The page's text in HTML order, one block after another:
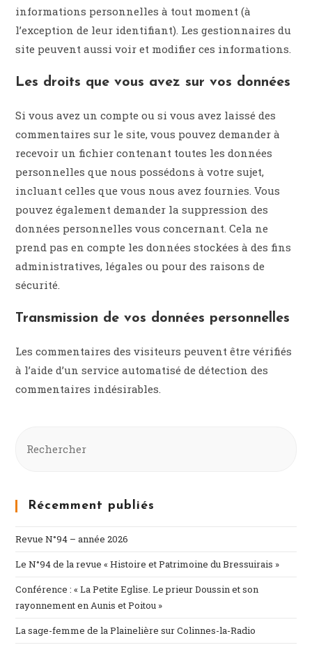
informations personnelles à tout moment (à
l’exception de leur identifiant). Les gestionnaires du
site peuvent aussi voir et modifier ces informations.
Les droits que vous avez sur vos données
Si vous avez un compte ou si vous avez laissé des
commentaires sur le site, vous pouvez demander à
recevoir un fichier contenant toutes les données
personnelles que nous possédons à votre sujet,
incluant celles que vous nous avez fournies. Vous
pouvez également demander la suppression des
données personnelles vous concernant. Cela ne
prend pas en compte les données stockées à des fins
administratives, légales ou pour des raisons de
sécurité.
Transmission de vos données personnelles
Les commentaires des visiteurs peuvent être vérifiés
à l’aide d’un service automatisé de détection des
commentaires indésirables.
Récemment publiés
Revue N°94 – année 2026
Le N°94 de la revue « Histoire et Patrimoine du Bressuirais »
Conférence : « La Petite Eglise. Le prieur Doussin et son
rayonnement en Aunis et Poitou »
La sage-femme de la Plainelière sur Colinnes-la-Radio